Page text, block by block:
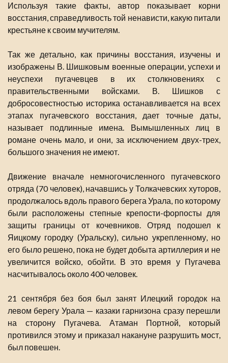
Используя такие факты, автор показывает корни
восстания, справедливость той ненависти, какую питали
крестьяне к своим мучителям.
Так же детально, как причины восстания, изучены и
изображены В. Шишковым военные операции, успехи и
неуспехи пугачевцев в их столкновениях с
правительственными войсками. В. Шишков с
добросовестностью историка останавливается на всех
этапах пугачевского восстания, дает точные даты,
называет подлинные имена. Вымышленных лиц в
романе очень мало, и они, за исключением двух-трех,
большого значения не имеют.
Движение вначале немногочисленного пугачевского
отряда (70 человек), начавшись у Толкачевских хуторов,
продолжалось вдоль правого берега Урала, по которому
были расположены степные крепости-форпосты для
защиты границы от кочевников. Отряд подошел к
Яицкому городку (Уральску), сильно укрепленному, но
его было решено, пока не будет добыта артиллерия и не
увеличится войско, обойти. В это время у Пугачева
насчитывалось около 400 человек.
21 сентября без боя был занят Илецкий городок на
левом берегу Урала — казаки гарнизона сразу перешли
на сторону Пугачева. Атаман Портной, который
противился этому и приказал накануне разрушить мост,
был повешен.